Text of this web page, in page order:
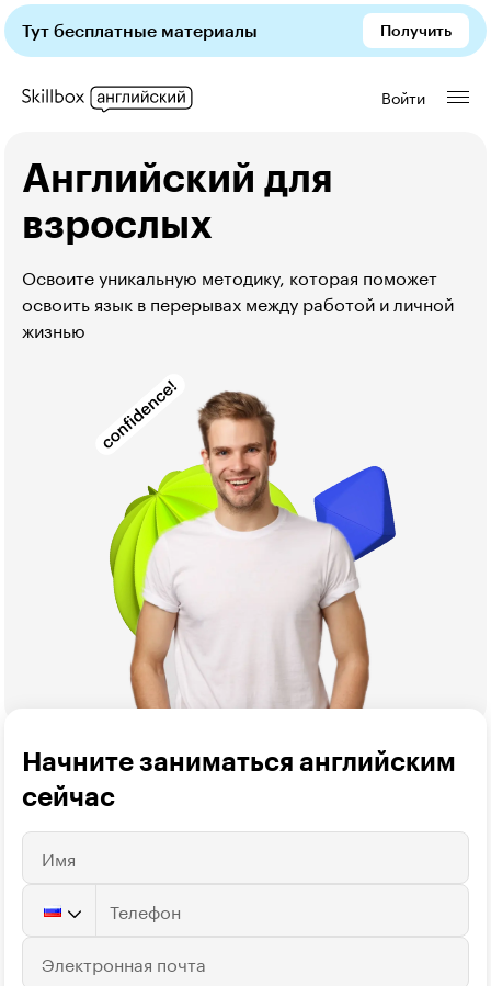
Тут бесплатные материалы Получить
Войти
Английский для
взрослых
Освоите уникальную методику, которая поможет
освоить язык в перерывах между работой и личной
жизнью
Начните заниматься английским
сейчас
Имя
Телефон
Электронная почта